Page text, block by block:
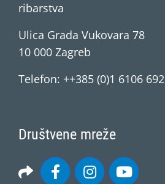
ribarstva
Ulica Grada Vukovara 78
10 000 Zagreb
Telefon: ++385 (0)1 6106 692
Društvene mreže